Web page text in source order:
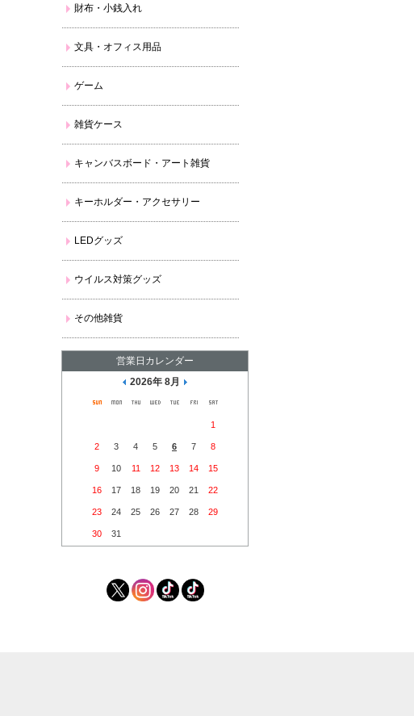
財布・小銭入れ
文具・オフィス用品
ゲーム
雑貨ケース
キャンバスボード・アート雑貨
キーホルダー・アクセサリー
LEDグッズ
ウイルス対策グッズ
その他雑貨
営業日カレンダー
2026年 8月
1
2 3 4 5 6 7 8
9 10 11 12 13 14 15
16 17 18 19 20 21 22
23 24 25 26 27 28 29
30 31